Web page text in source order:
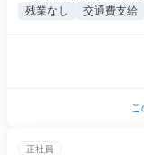
残業なし 交通費支給
こ
正社員